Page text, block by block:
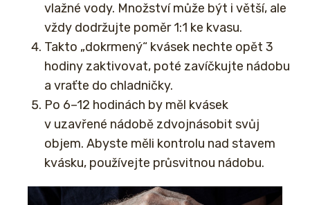
vlažné vody. Množství může být i větší, ale
vždy dodržujte poměr 1:1 ke kvasu.
Takto „dokrmený“ kvásek nechte opět 3
hodiny zaktivovat, poté zavíčkujte nádobu
a vraťte do chladničky.
Po 6–12 hodinách by měl kvásek
v uzavřené nádobě zdvojnásobit svůj
objem. Abyste měli kontrolu nad stavem
kvásku, používejte průsvitnou nádobu.